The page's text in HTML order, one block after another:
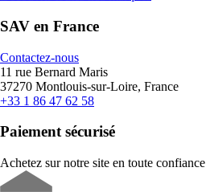
SAV en France
Contactez-nous
11 rue Bernard Maris
37270 Montlouis-sur-Loire, France
+33 1 86 47 62 58
Paiement sécurisé
Achetez sur notre site en toute confiance